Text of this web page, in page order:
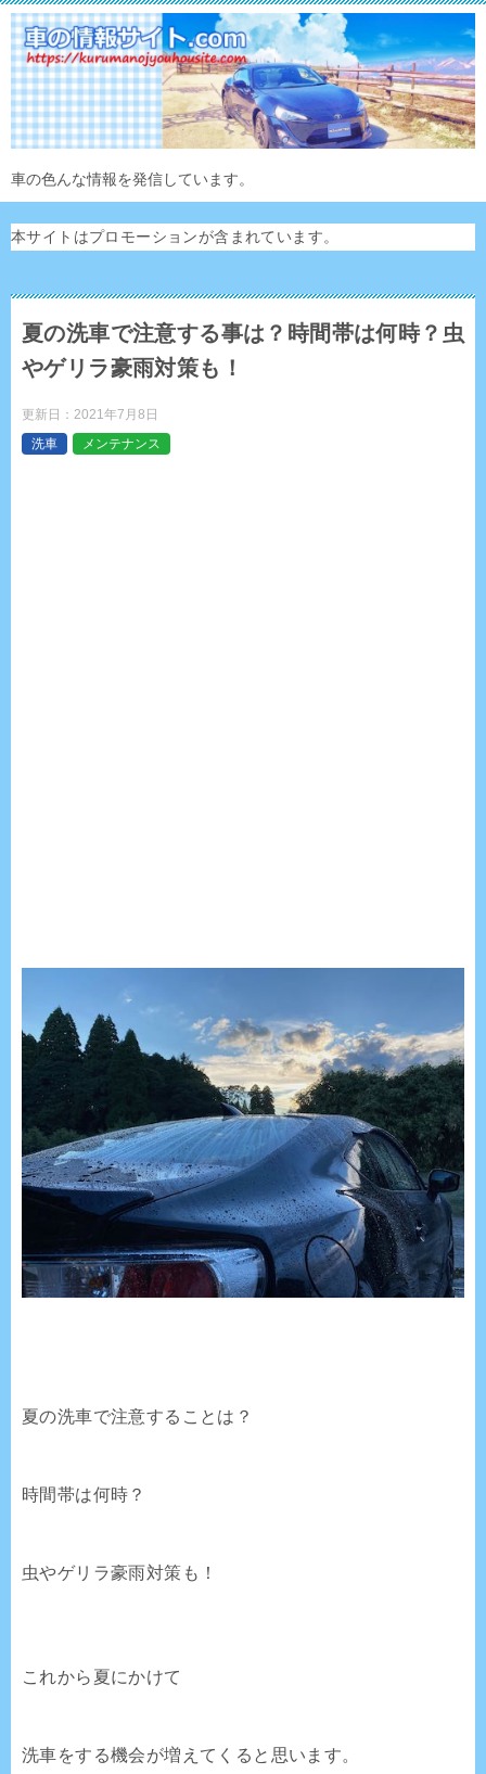
車の色んな情報を発信しています。
本サイトはプロモーションが含まれています。
夏の洗車で注意する事は？時間帯は何時？虫
やゲリラ豪雨対策も！
更新日： 2021年7月8日
洗車
メンテナンス
夏の洗車で注意することは？
時間帯は何時？
虫やゲリラ豪雨対策も！
これから夏にかけて
洗車をする機会が増えてくると思います。